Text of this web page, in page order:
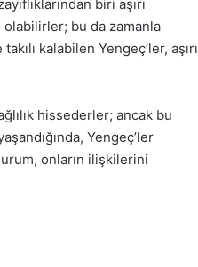
biri aşırı
olabilirler; bu da zamanla
kalabilen Yengeç’ler, aşırı
hissederler; ancak bu
Yengeç’ler
onların ilişkilerini